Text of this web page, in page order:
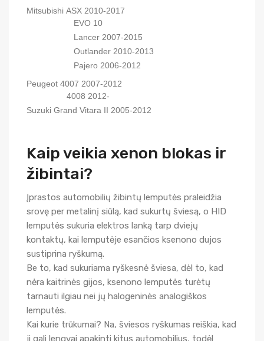
Mitsubishi ASX 2010-2017
EVO 10
Lancer 2007-2015
Outlander 2010-2013
Pajero 2006-2012
Peugeot 4007 2007-2012
4008 2012-
Suzuki Grand Vitara II 2005-2012
Kaip veikia xenon blokas ir
žibintai?
Įprastos automobilių žibintų lemputės praleidžia
srovę per metalinį siūlą, kad sukurtų šviesą, o HID
lemputės sukuria elektros lanką tarp dviejų
kontaktų, kai lemputėje esančios ksenono dujos
sustiprina ryškumą.
Be to, kad sukuriama ryškesnė šviesa, dėl to, kad
nėra kaitrinės gijos, ksenono lemputės turėtų
tarnauti ilgiau nei jų halogeninės analogiškos
lemputės.
Kai kurie trūkumai? Na, šviesos ryškumas reiškia, kad
ji gali lengvai apakinti kitus automobilius, todėl